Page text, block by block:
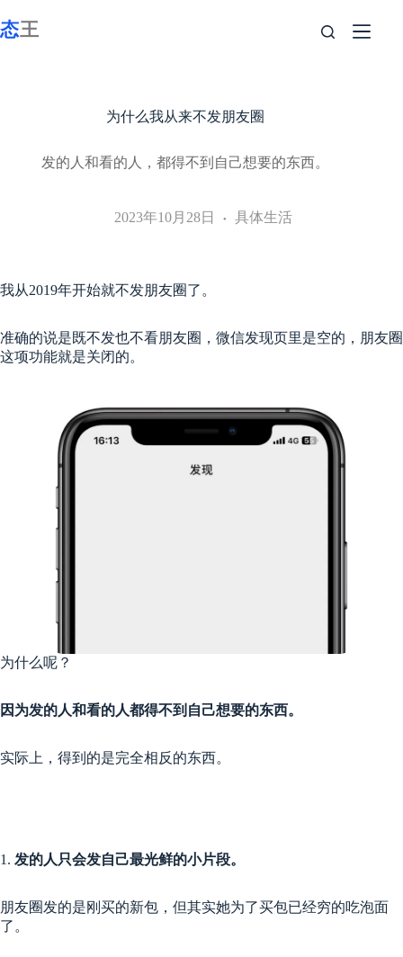
至
为什么我从来不发朋友圈
发的人和看的人，都得不到自己想要的东西。
2023年10月28日 具体生活
我从2019年开始就不发朋友圈了。
准确的说是既不发也不看朋友圈，微信发现页里是空的，朋友圈
这项功能就是关闭的。
为什么呢？
因为发的人和看的人都得不到自己想要的东西。
实际上，得到的是完全相反的东西。
1. 发的人只会发自己最光鲜的小片段。
朋友圈发的是刚买的新包，但其实她为了买包已经穷的吃泡面
了。